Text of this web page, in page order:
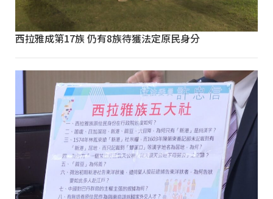
西拉雅成第17族 仍有8族待獲法定原民身分